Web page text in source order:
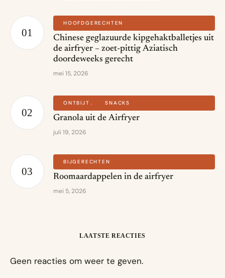
HOOFDGERECHTEN
Chinese geglazuurde kipgehaktballetjes uit
de airfryer – zoet-pittig Aziatisch
doordeweeks gerecht
mei 15, 2026
ONTBIJT SNACKS
Granola uit de Airfryer
juli 19, 2026
BIJGERECHTEN
Roomaardappelen in de airfryer
mei 5, 2026
LAATSTE REACTIES
Geen reacties om weer te geven.